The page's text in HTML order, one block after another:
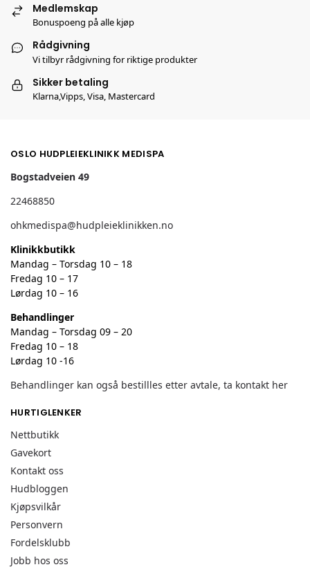
Medlemskap
Bonuspoeng på alle kjøp
Rådgivning
Vi tilbyr rådgivning for riktige produkter
Sikker betaling
Klarna,Vipps, Visa, Mastercard
OSLO HUDPLEIEKLINIKK MEDISPA
Bogstadveien 49
22468850
ohkmedispa@hudpleieklinikken.no
Klinikkbutikk
Mandag – Torsdag 10 – 18
Fredag 10 – 17
Lørdag 10 – 16
Behandlinger
Mandag – Torsdag 09 – 20
Fredag 10 – 18
Lørdag 10 -16
Behandlinger kan også bestillles etter avtale, ta kontakt her
HURTIGLENKER
Nettbutikk
Gavekort
Kontakt oss
Hudbloggen
Kjøpsvilkår
Personvern
Fordelsklubb
Jobb hos oss